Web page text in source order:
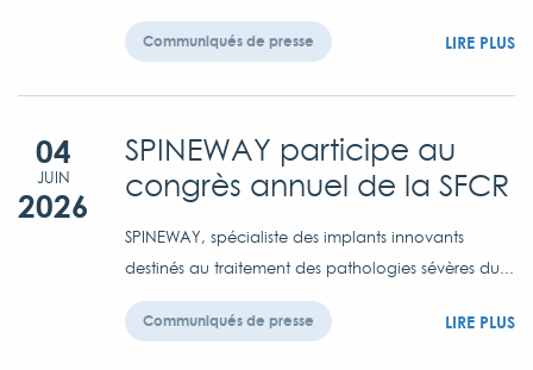
Communiqués de presse LIRE PLUS
04
JUIN
2026
SPINEWAY participe au
congrès annuel de la SFCR
SPINEWAY, spécialiste des implants innovants
destinés au traitement des pathologies sévères du...
Communiqués de presse LIRE PLUS